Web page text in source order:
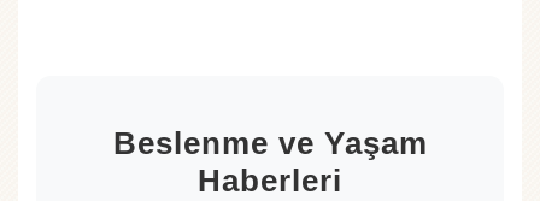
Beslenme ve Yaşam
Haberleri